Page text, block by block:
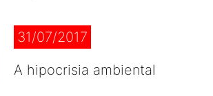
31/07/2017
A hipocrisia ambiental